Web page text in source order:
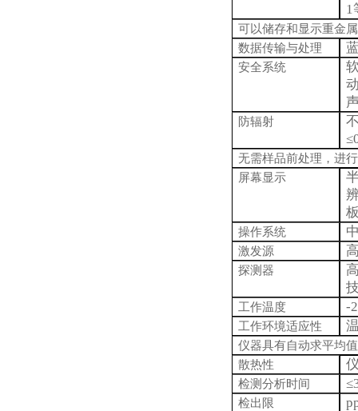
1
可以储存和显示重金
数据传输与处理
安全系统
防辐射
无需样品前处理，进
屏幕显示
操作系统
激发源
探测器
工作温度 -
工作环境适应性
仪器具有自动求平均
散热性
检测分析时间
检出限